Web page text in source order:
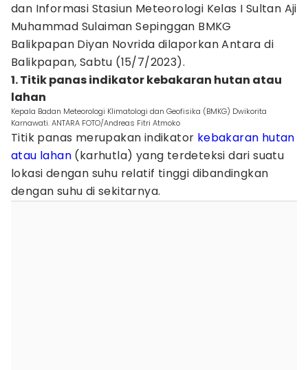
dan Informasi Stasiun Meteorologi Kelas I Sultan Aji
Muhammad Sulaiman Sepinggan BMKG
Balikpapan Diyan Novrida dilaporkan Antara di
Balikpapan, Sabtu (15/7/2023).
1. Titik panas indikator kebakaran hutan atau
lahan
Kepala Badan Meteorologi Klimatologi dan Geofisika (BMKG) Dwikorita
Karnawati. ANTARA FOTO/Andreas Fitri Atmoko
Titik panas merupakan indikator kebakaran hutan
atau lahan (karhutla) yang terdeteksi dari suatu
lokasi dengan suhu relatif tinggi dibandingkan
dengan suhu di sekitarnya.